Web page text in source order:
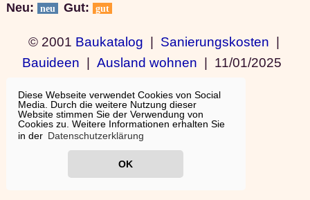
Diese Webseite verwendet Cookies von Social
Media. Durch die weitere Nutzung dieser
Website stimmen Sie der Verwendung von
Cookies zu. Weitere Informationen erhalten Sie
in der Datenschutzerklärung
OK
Neu: neu Gut: gut
© 2001 Baukatalog | Sanierungskosten |
Bauideen | Ausland wohnen | 11/01/2025